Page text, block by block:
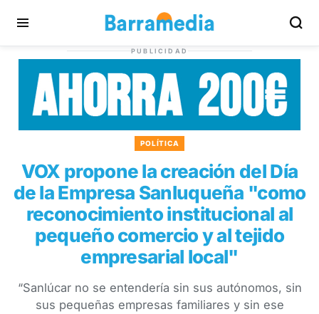
PUBLICIDAD
POLÍTICA
VOX propone la creación del Día
de la Empresa Sanluqueña "como
reconocimiento institucional al
pequeño comercio y al tejido
empresarial local"
“Sanlúcar no se entendería sin sus autónomos, sin
sus pequeñas empresas familiares y sin ese